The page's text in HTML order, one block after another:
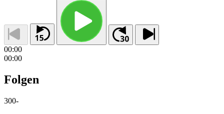
00:00
00:00
Folgen
300-